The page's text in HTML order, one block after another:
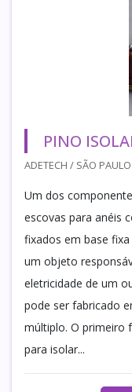
PINO
ADETECH / SÃO
Um dos
escovas para anéis
fixados em base
um objeto
eletricidade de um
pode ser fabricado
múltiplo. O primeiro
para isolar...